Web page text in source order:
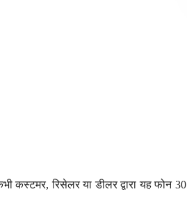
कस्टमर, रिसेलर या डीलर द्वारा यह फोन 30